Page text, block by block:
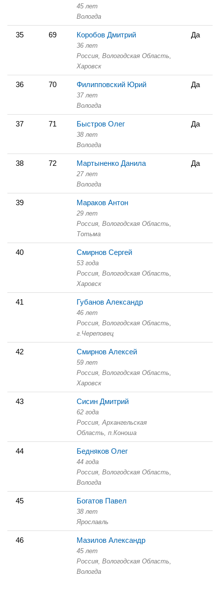
45 лет
Вологда
35 69 Коробов Дмитрий
36 лет
Россия, Вологодская Область,
Харовск
Да
36 70 Филипповский Юрий
37 лет
Вологда
Да
37 71 Быстров Олег
38 лет
Вологда
Да
38 72 Мартыненко Данила
27 лет
Вологда
Да
39 Мараков Антон
29 лет
Россия, Вологодская Область,
Тотьма
40 Смирнов Сергей
53 года
Россия, Вологодская Область,
Харовск
41 Губанов Александр
46 лет
Россия, Вологодская Область,
г.Череповец
42 Смирнов Алексей
59 лет
Россия, Вологодская Область,
Харовск
43 Сисин Дмитрий
62 года
Россия, Архангельская
Область, п.Коноша
44 Бедняков Олег
44 года
Россия, Вологодская Область,
Вологда
45 Богатов Павел
38 лет
Ярославль
46 Мазилов Александр
45 лет
Россия, Вологодская Область,
Вологда